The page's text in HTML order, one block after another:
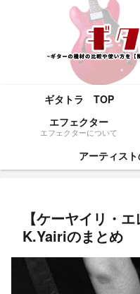
ギタトラ TOP
エフェクター
エフェクターについて
アーティス
【ケーヤイリ・
K.Yairiのまとめ